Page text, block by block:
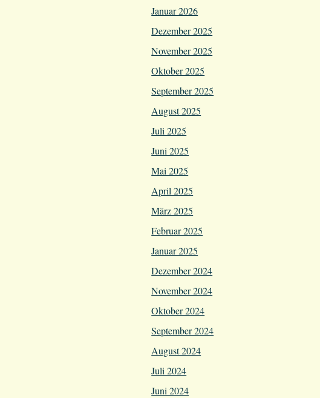
Januar 2026
Dezember 2025
November 2025
Oktober 2025
September 2025
August 2025
Juli 2025
Juni 2025
Mai 2025
April 2025
März 2025
Februar 2025
Januar 2025
Dezember 2024
November 2024
Oktober 2024
September 2024
August 2024
Juli 2024
Juni 2024